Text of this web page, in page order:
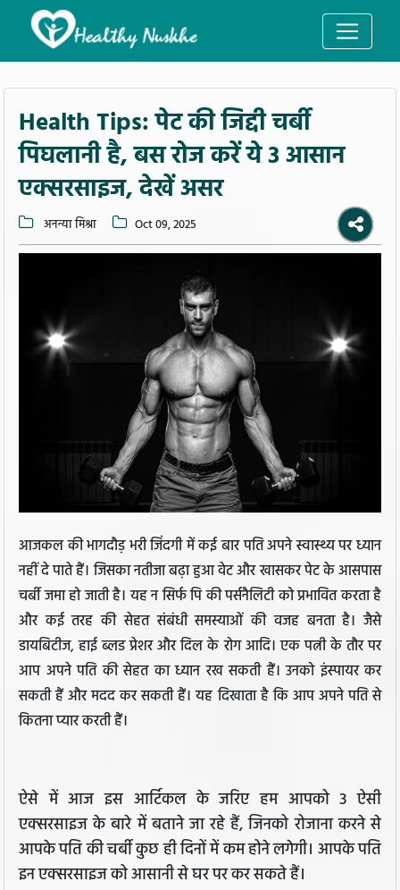
Health Tips: पेट की जिद्दी चर्बी
पिघलानी है, बस रोज करें ये 3 आसान
एक्सरसाइज, देखें असर
अनन्या मिश्रा Oct 09, 2025
आजकल की भागदौड़ भरी जिंदगी में कई बार पति अपने स्वास्थ्य पर ध्यान
नहीं दे पाते हैं। जिसका नतीजा बढ़ा हुआ वेट और खासकर पेट के आसपास
चर्बी जमा हो जाती है। यह न सिर्फ पि की पर्सनैलिटी को प्रभावित करता है
और कई तरह की सेहत संबंधी समस्याओं की वजह बनता है। जैसे
डायबिटीज, हाई ब्लड प्रेशर और दिल के रोग आदि। एक पत्नी के तौर पर
आप अपने पति की सेहत का ध्यान रख सकती हैं। उनको इंस्पायर कर
सकती हैं और मदद कर सकती हैं। यह दिखाता है कि आप अपने पति से
कितना प्यार करती हैं।
ऐसे में आज इस आर्टिकल के जरिए हम आपको 3 ऐसी
एक्सरसाइज के बारे में बताने जा रहे हैं, जिनको रोजाना करने से
आपके पति की चर्बी कुछ ही दिनों में कम होने लगेगी। आपके पति
इन एक्सरसाइज को आसानी से घर पर कर सकते हैं।